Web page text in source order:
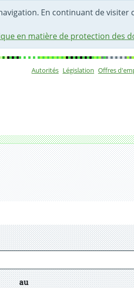
En continuant de visiter
en matière de protection des
Autorités Législation Offres
au